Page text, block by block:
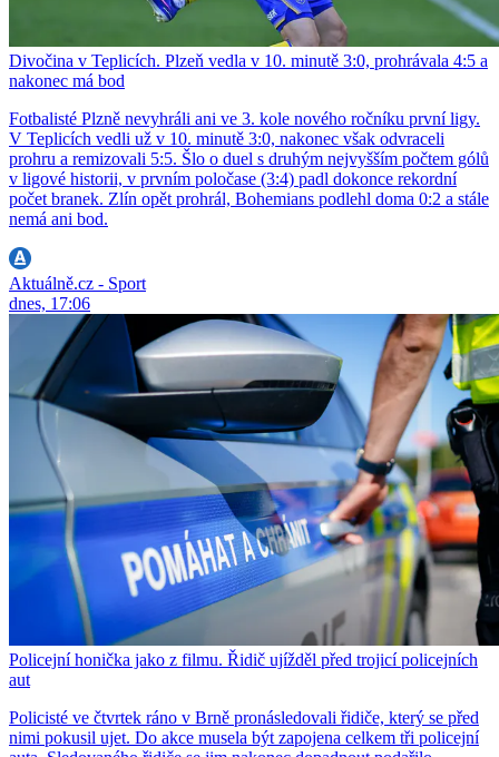
Divočina v Teplicích. Plzeň vedla v 10. minutě 3:0, prohrávala 4:5 a
nakonec má bod
Fotbalisté Plzně nevyhráli ani ve 3. kole nového ročníku první ligy.
V Teplicích vedli už v 10. minutě 3:0, nakonec však odvraceli
prohru a remizovali 5:5. Šlo o duel s druhým nejvyšším počtem gólů
v ligové historii, v prvním poločase (3:4) padl dokonce rekordní
počet branek. Zlín opět prohrál, Bohemians podlehl doma 0:2 a stále
nemá ani bod.
Aktuálně.cz - Sport
dnes, 17:06
Policejní honička jako z filmu. Řidič ujížděl před trojicí policejních
aut
Policisté ve čtvrtek ráno v Brně pronásledovali řidiče, který se před
nimi pokusil ujet. Do akce musela být zapojena celkem tři policejní